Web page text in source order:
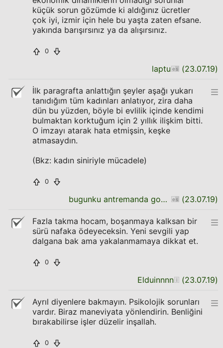
küçük sorun gözümde ki aldığınız ücretler
çok iyi, izmir için hele bu yaşta zaten efsane.
yakında barışırsınız ya da alışırsınız.
0
laptu (23.07.19)
İlk paragrafta anlattığın şeyler aşağı yukarı
tanıdığım tüm kadınları anlatıyor, zira daha
dün bu yüzden, böyle bi evlilik içinde kendimi
bulmaktan korktuğum için 2 yıllık ilişkim bitti.
O imzayı atarak hata etmişsin, keşke
atmasaydın.
(Bkz: kadın siniriyle mücadele)
0
bugunku antremanda goz dolduran futbolcu (23.07.19)
Fazla takma hocam, boşanmaya kalksan bir
sürü nafaka ödeyeceksin. Yeni sevgili yap
dalgana bak ama yakalanmamaya dikkat et.
0
Elduinnnn (23.07.19)
Ayrıl diyenlere bakmayın. Psikolojik sorunları
vardır. Biraz maneviyata yönlendirin. Benliğini
bırakabilirse işler düzelir inşallah.
0